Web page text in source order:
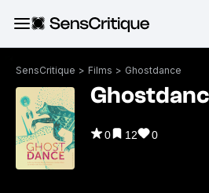
SensCritique > Films > Ghostdance
0 12 0